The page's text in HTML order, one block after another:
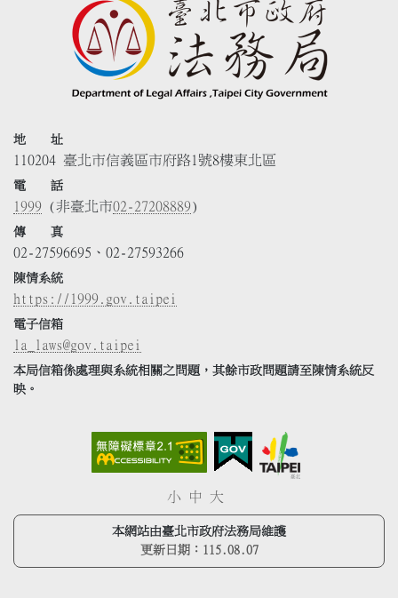
地 址
110204 臺北市信義區市府路1號8樓東北區
電 話
1999 (非臺北市02-27208889)
傳 真
02-27596695、02-27593266
陳情系統
https://1999.gov.taipei
電子信箱
la_laws@gov.taipei
本局信箱係處理與系統相關之問題，其餘市政問題請至陳情系統反
映。
小 中 大
本網站由臺北市政府法務局維護
更新日期： 115.08.07